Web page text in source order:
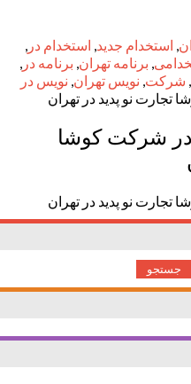
, استخدام جدید, استخدام در ,
, برنامه تهران, برنامه در ,
, شرکت, نویس تهران, نویس در
تجارت نو پدید در تهران
در شرکت کوشا
تجارت نو پدید در تهران